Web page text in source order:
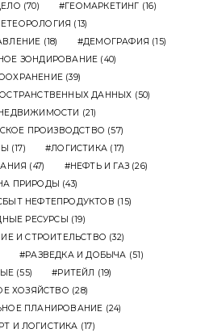
(70) ГЕОМАРКЕТИНГ (16)
(13)
(18) ДЕМОГРАФИЯ (15)
ЗОНДИРОВАНИЕ (40)
(39)
ДАННЫХ (50)
(21)
ПРОИЗВОДСТВО (57)
(17) ЛОГИСТИКА (17)
(47) НЕФТЬ И ГАЗ(26)
ПРИРОДЫ (43)
НЕФТЕПРОДУКТОВ (15)
РЕСУРСЫ (19)
И СТРОИТЕЛЬСТВО (32)
РАЗВЕДКА И ДОБЫЧА (51)
(55) РИТЕЙЛ (19)
ХОЗЯЙСТВО (28)
ПЛАНИРОВАНИЕ (24)
И ЛОГИСТИКА (17)